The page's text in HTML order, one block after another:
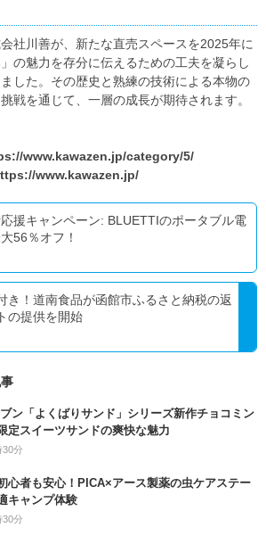
社川善が、新たな直売スペースを2025年に
の魅力を存分に伝えるための工夫を凝らし
した。その歴史と熟練の技術による本物の
戦を通じて、一層の成長が期待されます。
www.kawazen.jp/category/5/
www.kawazen.jp/
援キャンペーン: BLUETTIのポータブル電
56％オフ！
き！道南食品が函館市ふるさと納税の返
の提供を開始
ン「よくばりサンド」シリーズ新作チョコミン
定スイーツサンドの爽快な魅力
30分
心者も安心！PICA×アース製薬の虫ケアステー
キャンプ体験
30分